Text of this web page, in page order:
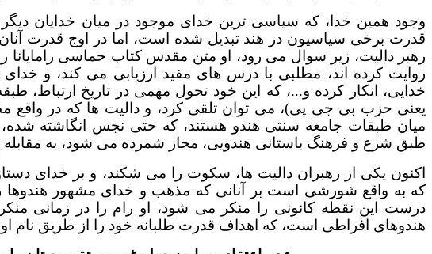
وجود همین خدا، که سیاسی ترین خدای موجود در میان خدایان
قدرت برخی سیاسیون در هند تبدیل شده است، اما در اوج قدرت
رهبر دالیت، زیر سوال می رود، او متن مقدس کتاب حماسی رامایانا
روایت کرده اند، مطلبی با درس های مفید ارزیابی می کند، و
خدایی، انکار کرده و...، که این خود تحول مهمی در تاریخ ارتباط،
یعنی حزب بی جی پی)، می توان تلقی کرد، و دالیت ها که در واقع
میان طبقات جامعه سنتی هندو هستند، که حتی نجس انگاشته شده، و
طبق شرع و فرهنگ باستانی هندویی، مجاز شمرده می شود، به
اکنون یکی از رهبران دالیت ها، سکوت را می شکند، و بر خدای
که به واقع شورشی است بر آنانی که مذهب و خدای مشهور هندوها
درست این نقطه کانونی را منکر می شود، او رام را در زمانی
هندوهای افراطی است، که اهداف قدرت طلبانه خود را از طریق نام او